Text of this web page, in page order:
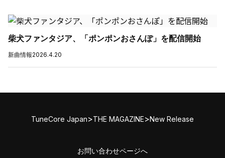
柴犬ファンタジア、「ポンポンおさんぽ」を配信開始
新曲情報2026.4.20
TuneCore Japan>THE MAGAZINE>New Release
お問い合わせページへ